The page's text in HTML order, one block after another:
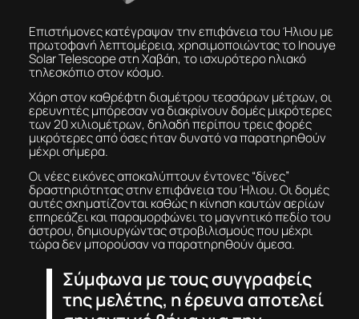
Επιστήμονες κατέγραψαν την επιφάνεια του Ήλιου με
πρωτοφανή λεπτομέρεια, χρησιμοποιώντας το Inouye
Solar Telescope στη Χαβάη, το ισχυρότερο ηλιακό
τηλεσκόπιο στον κόσμο.
Χάρη στον καθρέφτη διαμέτρου τεσσάρων μέτρων, οι
ερευνητές μπόρεσαν να διακρίνουν δομές μικρότερες
των 20 χιλιομέτρων, δηλαδή περίπου τρεις φορές
μικρότερες από όσες ήταν δυνατό να παρατηρηθούν
μέχρι σήμερα.
Οι νέες εικόνες αποκαλύπτουν έντονες “δίνες”
δραστηριότητας στην επιφάνεια του Ήλιου. Οι δομές
αυτές σχηματίζονται καθώς η κίνηση καυτών αερίων
επηρεάζει και παραμορφώνει το μαγνητικό πεδίο του
άστρου, δημιουργώντας στροβιλισμούς που μέχρι
τώρα δεν μπορούσαν να παρατηρηθούν άμεσα.
Σύμφωνα με τους συγγραφείς
της μελέτης, η έρευνα αποτελεί